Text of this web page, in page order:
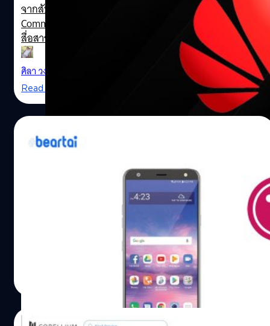
จากสัปดาห์ที่ผ่านมา FCC (Federal Communication
Commission) หรือ คณะกรรมการกลางกำกับดูแลกิจการ
สื่อสารของสหรัฐอเมริกาประกาศห้ามผู้ให้บริการเครือข่ายใน
สหรัฐอเมริกาใช้อุปกรณ์โครงข่ายจาก Huawei และ ZTE ด้วย
กองทุนจากรัฐบาล ล่าสุด Huawei เปิดเผยว่าจะยื่นฟ้องต่อ
ศาลอุทธรณ์ที่ห้าในนิวออร์ลีนส์สัปดาห์หน้านี้ถึงการห้ามที่ผิด
กฎหมายของ FCC โดยกล่าวว่าการตัดสินของ FCC ตั้งอยู่บน
การเลือกหยิบยกข้อมูล การเสียดสี และสมมติฐานที่ผิดพลาด
ไม่มีหลักฐาน นอกจากนี้ ผู้ประกอบการในชนบทขนาดเล็ก
จำนวนมากได้ติดตั้งอุปกรณ์ Huawei แล้วและไม่สามารถ
เปลี่ยนอุปกรณ์แทนได้ การปิดกั้นผู้ให้บริการใช้เงินอุดหนุนซื้อ
อุปกรณ์ของ Huawei จะมีผลกระทบอย่างมากต่อการเชื่อมต่อ
เครือข่ายสำหรับชาวอเมริกันในชนบทและผู้ด้อยโอกาสทั่ว
สหรัฐ ที่มา : Engadget และ Theinquire พิสูจน์อักษร : สุ
ศิลา วงศ์เจริญ
Read More
ของจีนละเมิดสิทธิบัตร LTE ต่อศาลเยอรมนี
LG Electronics ได้ยื่นฟ้องศาลที่ Mannheim and
Düsseldorf ในเยอรมนีเพื่อฟ้องร้อง TCL ผู้ผลิตโทรศัพท์ของ
จีนละเมิดสิทธิบัตรมาตรฐาน 3 ฉบับเกี่ยวกับ 4G LTE ที่มีผล
สำคัญต่อการเปิดใช้การสื่อสารข้อมูล LTE บนโทรศัพท์มือถือ
ทุกรุ่น ปีที่ผ่านมา TCL ได้ขายโทรศัพท์มือถือมากกว่า 15 ล้าน
เครื่อง โดยไม่ได้ตอบสนองต่อข้อเรียกร้องขอใบอนุญาตของ
LG ในปี 2559 ซึ่ง LG จำเป็นต้องใช้มาตรการตอบโต้การ
ละเมิดสิทธิบัตรเพื่อปกป้องทรัพย์สินทางปัญญาของตน จาก
ข้อมูลของ TechIPM พบว่า LG ได้จดสิทธิบัตรในด้าน
| 2462 days ago
26/08/2019